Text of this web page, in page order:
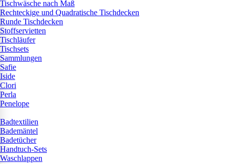
Tischwäsche nach Maß
Rechteckige und Quadratische Tischdecken
Runde Tischdecken
Stoffservietten
Tischläufer
Tischsets
Sammlungen
Safie
Iside
Clori
Perla
Penelope
Badtextilien
Bademäntel
Badetücher
Handtuch-Sets
Waschlappen